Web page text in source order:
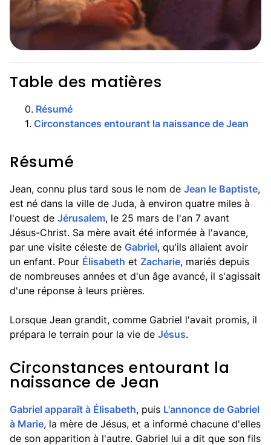
Table des matières
0. Résumé
1. Circonstances entourant la naissance de Jean
Résumé
Jean, connu plus tard sous le nom de Jean le Baptiste,
est né dans la ville de Juda, à environ quatre miles à
l'ouest de Jérusalem, le 25 mars de l'an 7 avant
Jésus-Christ. Sa mère avait été informée à l'avance,
par une visite céleste de Gabriel, qu'ils allaient avoir
un enfant. Pour Élisabeth et Zacharie, mariés depuis
de nombreuses années et d'un âge avancé, il s'agissait
d'une réponse à leurs prières.
Lorsque Jean grandit, comme Gabriel l'avait promis, il
prépara le terrain pour la vie de Jésus.
Circonstances entourant la
naissance de Jean
Gabriel apparaît à Élisabeth, puis L'annonce de Gabriel
à Marie, la mère de Jésus, et a informé chacune d'elles
de son apparition à l'autre. Gabriel lui a dit que son fils